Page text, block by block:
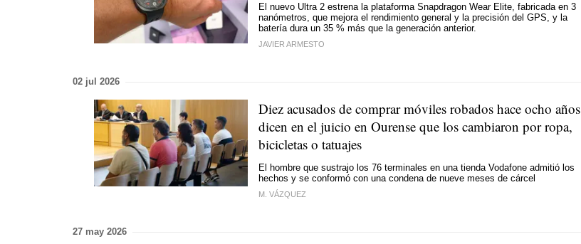
El nuevo Ultra 2 estrena la plataforma Snapdragon Wear Elite, fabricada en 3
nanómetros, que mejora el rendimiento general y la precisión del GPS, y la
batería dura un 35 % más que la generación anterior.
JAVIER ARMESTO
02 jul 2026
Diez acusados de comprar móviles robados hace ocho años
dicen en el juicio en Ourense que los cambiaron por ropa,
bicicletas o tatuajes
El hombre que sustrajo los 76 terminales en una tienda Vodafone admitió los
hechos y se conformó con una condena de nueve meses de cárcel
M. VÁZQUEZ
27 may 2026